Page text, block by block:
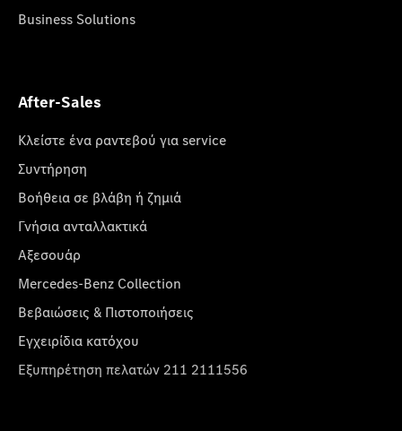
Business Solutions
After-Sales
Κλείστε ένα ραντεβού για service
Συντήρηση
Βοήθεια σε βλάβη ή ζημιά
Γνήσια ανταλλακτικά
Αξεσουάρ
Mercedes-Benz Collection
Βεβαιώσεις & Πιστοποιήσεις
Εγχειρίδια κατόχου
Εξυπηρέτηση πελατών 211 2111556